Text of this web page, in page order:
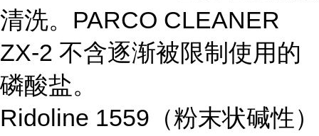
清洗。 PARCO CLEANER
ZX-2 不含逐渐被限制使用的
磷酸盐。
Ridoline 1559 （粉末状碱性）